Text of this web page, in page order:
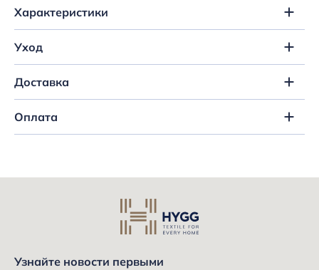
Характеристики
Уход
Доставка
Оплата
Узнайте новости первыми